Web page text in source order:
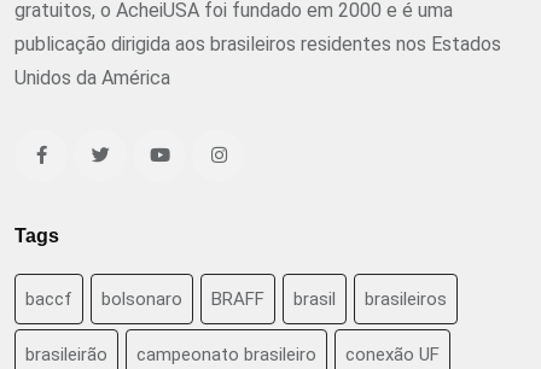
gratuitos, o AcheiUSA foi fundado em 2000 e é uma
publicação dirigida aos brasileiros residentes nos Estados
Unidos da América
Tags
baccf bolsonaro BRAFF brasil brasileiros
brasileirão campeonato brasileiro conexão UF